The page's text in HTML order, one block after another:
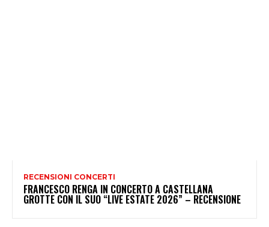
RECENSIONI CONCERTI
FRANCESCO RENGA IN CONCERTO A CASTELLANA
GROTTE CON IL SUO “LIVE ESTATE 2026” – RECENSIONE